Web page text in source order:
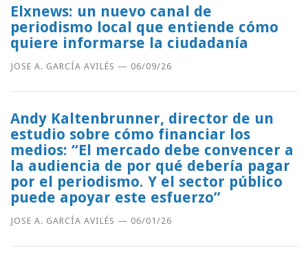
Elxnews: un nuevo canal de
periodismo local que entiende cómo
quiere informarse la ciudadanía
JOSE A. GARCÍA AVILÉS — 06/09/26
Andy Kaltenbrunner, director de un
estudio sobre cómo financiar los
medios: “El mercado debe convencer a
la audiencia de por qué debería pagar
por el periodismo. Y el sector público
puede apoyar este esfuerzo”
JOSE A. GARCÍA AVILÉS — 06/01/26